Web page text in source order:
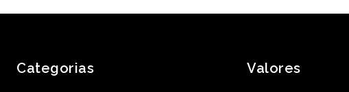
Categorias Valores